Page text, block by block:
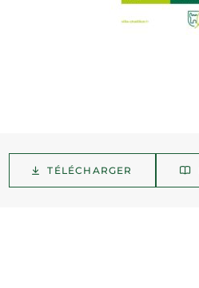
TÉLÉCHARGER